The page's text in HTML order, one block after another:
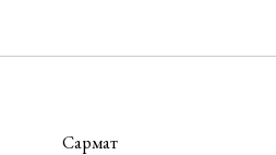
Сармат